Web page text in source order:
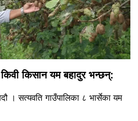
किवी किसान यम बहादुर भन्छन्:
। सत्यवति गाउँपालिका ८ भार्सेका यम